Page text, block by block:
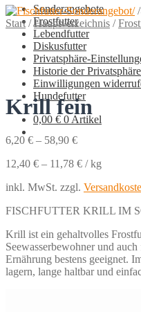
Sonderangebote
Frostfutter
Lebendfutter
Diskusfutter
Privatsphäre-
Historie der
Einwilligungen
Hundefutter
0,00 € 0 Artikel
/
Start /Hauptverzeichnis /
Krill fein
6,20 € – 58,90 €
12,40 € – 11,78 € /kg
inkl. MwSt. zzgl.
FISCHFUTTER KRILL IM
Krill ist ein gehaltvolles
Seewasserbewohner und
Ernährung bestens geeignet.
lagern, lange haltbar und